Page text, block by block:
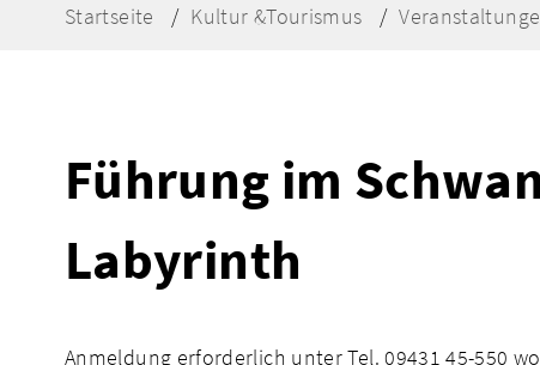
Startseite Kultur &Tourismus
Führung im
Labyrinth
Anmeldung erforderlich unter Tel. 09431 45-550